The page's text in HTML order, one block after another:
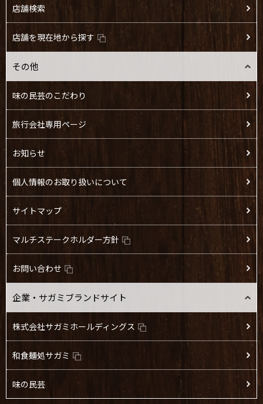
店舗検索
店舗を現在地から探す
その他
味の民芸のこだわり
旅行会社専用ページ
お知らせ
個人情報のお取り扱いについて
サイトマップ
マルチステークホルダー方針
お問い合わせ
企業・サガミブランドサイト
株式会社サガミホールディングス
和食麺処サガミ
味の民芸